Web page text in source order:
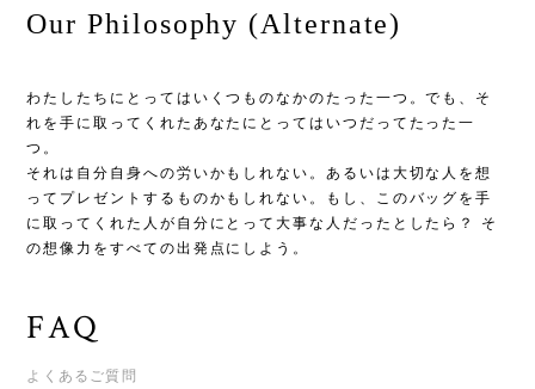
Our Philosophy (Alternate)
わたしたちにとってはいくつものなかのたった一つ。でも、そ
れを手に取ってくれたあなたにとってはいつだってたった一
つ。
それは自分自身への労いかもしれない。あるいは大切な人を想
ってプレゼントするものかもしれない。もし、このバッグを手
に取ってくれた人が自分にとって大事な人だったとしたら？ そ
の想像力をすべての出発点にしよう。
FAQ
よくあるご質問